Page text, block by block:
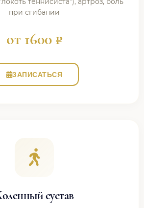
при сгибании
от 1600 ₽
ЗАПИСАТЬСЯ
сустав